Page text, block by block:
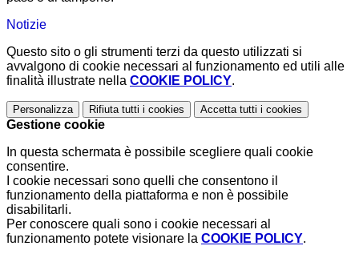
Notizie
Questo sito o gli strumenti terzi da questo utilizzati si
avvalgono di cookie necessari al funzionamento ed utili alle
finalità illustrate nella COOKIE POLICY.
Personalizza Rifiuta tutti i cookies Accetta tutti i cookies
Gestione cookie
In questa schermata è possibile scegliere quali cookie
consentire.
I cookie necessari sono quelli che consentono il
funzionamento della piattaforma e non è possibile
disabilitarli.
Per conoscere quali sono i cookie necessari al
funzionamento potete visionare la COOKIE POLICY.